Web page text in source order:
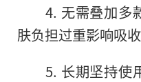
4. 无需叠加多
肤负担过重影响吸收
5. 长期坚持使